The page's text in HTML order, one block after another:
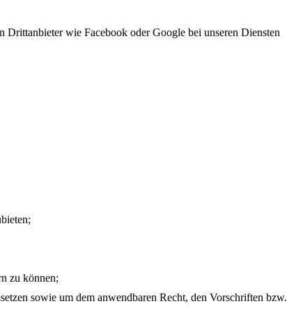
Drittanbieter wie Facebook oder Google bei unseren Diensten
zu können;
sowie um dem anwendbaren Recht, den Vorschriften bzw.